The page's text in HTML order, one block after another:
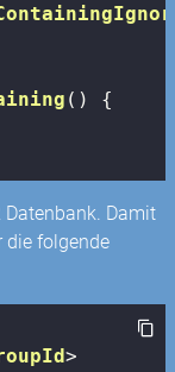
()
{
Datenbank. Damit
die folgende
>